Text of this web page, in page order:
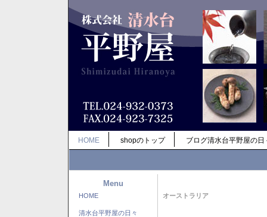
HOME shopのトップ ブログ清水台平野屋の日
Menu
HOME
清水台平野屋の日々
オーストラリア